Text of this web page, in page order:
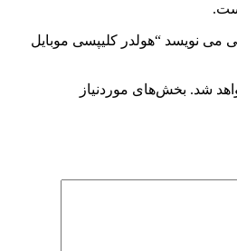
می نویسد “هولدر کلیپسی موبایل
شد. بخش‌های موردنیاز